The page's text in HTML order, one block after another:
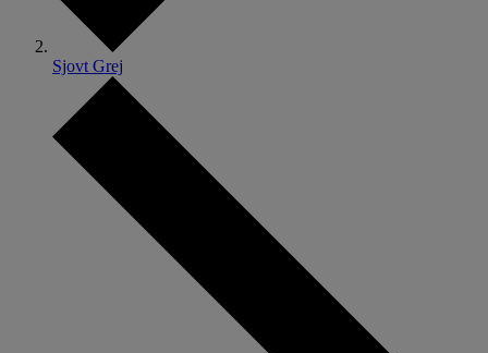
Sjovt Grej